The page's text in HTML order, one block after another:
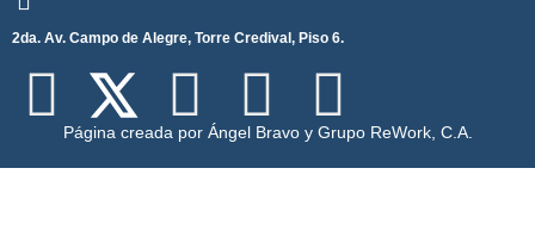
2da. Av. Campo de Alegre, Torre Credival, Piso 6.
Página creada por Ángel Bravo y Grupo ReWork, C.A.